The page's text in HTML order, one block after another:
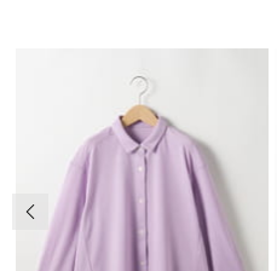
前の画像